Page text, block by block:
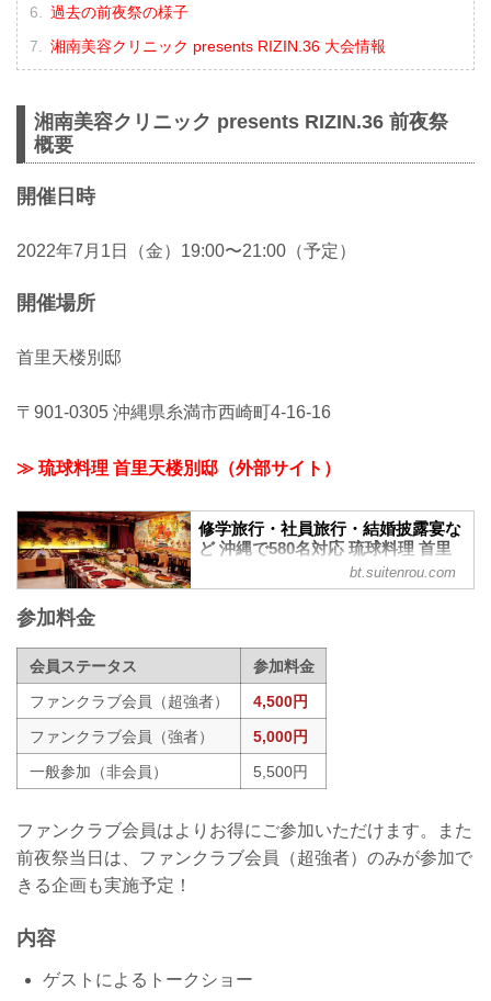
過去の前夜祭の様子
湘南美容クリニック presents RIZIN.36 大会情報
湘南美容クリニック presents RIZIN.36 前夜祭
概要
開催日時
2022年7月1日（金）19:00〜21:00（予定）
開催場所
首里天楼別邸
〒901-0305 沖縄県糸満市西崎町4-16-16
≫ 琉球料理 首里天楼別邸（外部サイト）
修学旅行・社員旅行・結婚披露宴な
ど 沖縄で580名対応 琉球料理 首里
bt.suitenrou.com
参加料金
会員ステータス
参加料金
ファンクラブ会員（超強者）
4,500円
ファンクラブ会員（強者）
5,000円
一般参加（非会員）
5,500円
ファンクラブ会員はよりお得にご参加いただけます。また
前夜祭当日は、ファンクラブ会員（超強者）のみが参加で
きる企画も実施予定！
内容
ゲストによるトークショー